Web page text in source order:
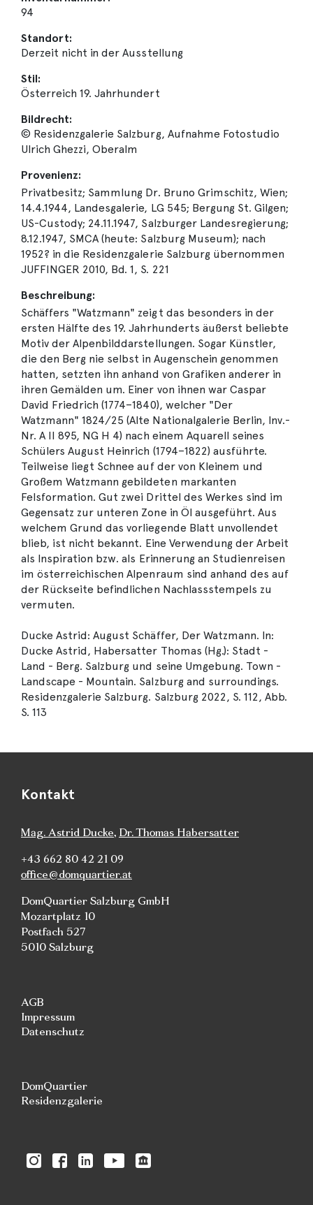
94
Standort:
Derzeit nicht in der Ausstellung
Stil:
Österreich 19. Jahrhundert
Bildrecht:
© Residenzgalerie Salzburg, Aufnahme Fotostudio
Ulrich Ghezzi, Oberalm
Provenienz:
Privatbesitz; Sammlung Dr. Bruno Grimschitz, Wien;
14.4.1944, Landesgalerie, LG 545; Bergung St. Gilgen;
US-Custody; 24.11.1947, Salzburger Landesregierung;
8.12.1947, SMCA (heute: Salzburg Museum); nach
1952? in die Residenzgalerie Salzburg übernommen
JUFFINGER 2010, Bd. 1, S. 221
Beschreibung:
Schäffers "Watzmann" zeigt das besonders in der
ersten Hälfte des 19. Jahrhunderts äußerst beliebte
Motiv der Alpenbilddarstellungen. Sogar Künstler,
die den Berg nie selbst in Augenschein genommen
hatten, setzten ihn anhand von Grafiken anderer in
ihren Gemälden um. Einer von ihnen war Caspar
David Friedrich (1774–1840), welcher "Der
Watzmann" 1824/25 (Alte Nationalgalerie Berlin, Inv.-
Nr. A II 895, NG H 4) nach einem Aquarell seines
Schülers August Heinrich (1794–1822) ausführte.
Teilweise liegt Schnee auf der von Kleinem und
Großem Watzmann gebildeten markanten
Felsformation. Gut zwei Drittel des Werkes sind im
Gegensatz zur unteren Zone in Öl ausgeführt. Aus
welchem Grund das vorliegende Blatt unvollendet
blieb, ist nicht bekannt. Eine Verwendung der Arbeit
als Inspiration bzw. als Erinnerung an Studienreisen
im österreichischen Alpenraum sind anhand des auf
der Rückseite befindlichen Nachlassstempels zu
vermuten.
Ducke Astrid: August Schäffer, Der Watzmann. In:
Ducke Astrid, Habersatter Thomas (Hg.): Stadt -
Land - Berg. Salzburg und seine Umgebung. Town -
Landscape - Mountain. Salzburg and surroundings.
Residenzgalerie Salzburg. Salzburg 2022, S. 112, Abb.
S. 113
Kontakt
Mag. Astrid Ducke, Dr. Thomas Habersatter
+43 662 80 42 21 09
office@domquartier.at
DomQuartier Salzburg GmbH
Mozartplatz 10
Postfach 527
5010 Salzburg
AGB
Impressum
Datenschutz
DomQuartier
Residenzgalerie